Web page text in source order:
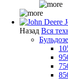
Назад Вся